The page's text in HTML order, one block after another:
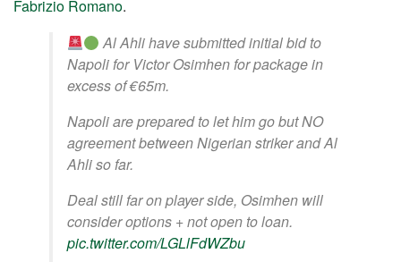
Fabrizio Romano.
Al Ahli have submitted initial bid to
Napoli for Victor Osimhen for package in
excess of €65m.
Napoli are prepared to let him go but NO
agreement between Nigerian striker and Al
Ahli so far.
Deal still far on player side, Osimhen will
consider options + not open to loan.
pic.twitter.com/LGLlFdWZbu